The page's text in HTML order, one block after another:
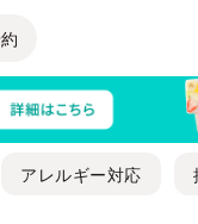
アレルギー対応